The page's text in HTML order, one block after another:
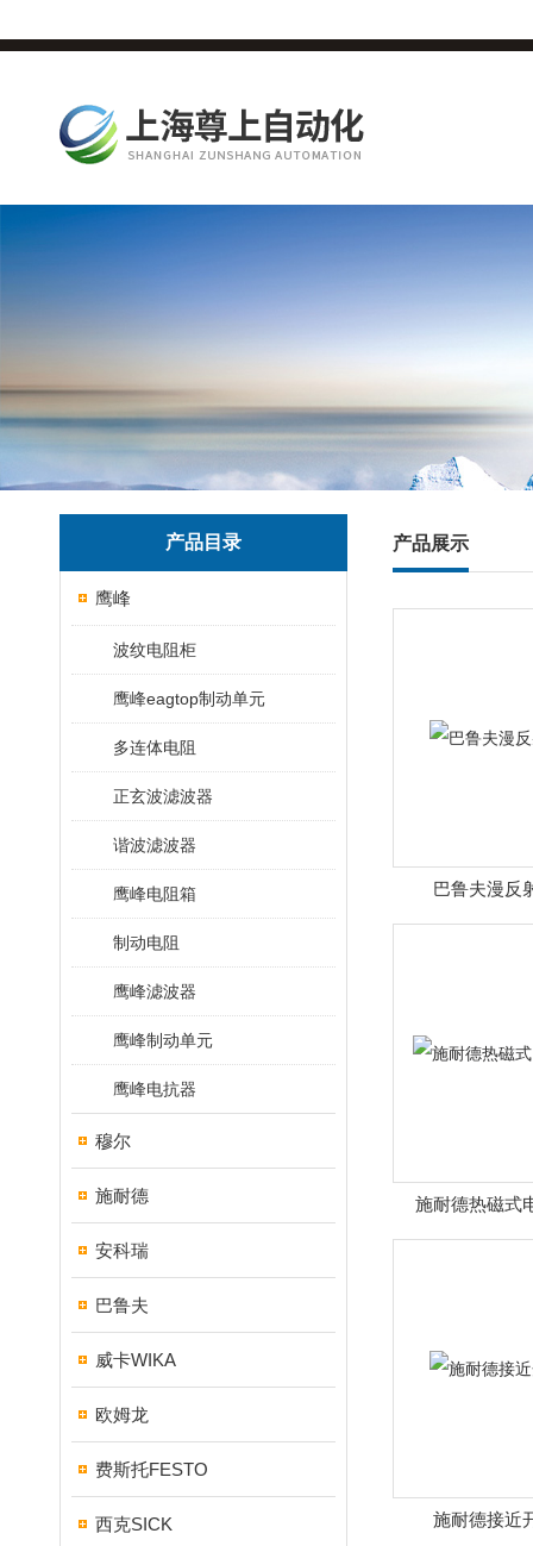
产品目录
鹰峰
波纹电阻柜
鹰峰eagtop制动单元
多连体电阻
正玄波滤波器
谐波滤波器
鹰峰电阻箱
制动电阻
鹰峰滤波器
鹰峰制动单元
鹰峰电抗器
穆尔
施耐德
安科瑞
巴鲁夫
威卡WIKA
欧姆龙
费斯托FESTO
西克SICK
产品展示
巴鲁夫漫反
施耐德热磁式
施耐德接近